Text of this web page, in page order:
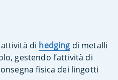
di hedging di metalli
gestendo l’attività di
fisica dei lingotti